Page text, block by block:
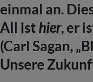
einmal an.
All ist hier, er
(Carl Sagan,
Unsere